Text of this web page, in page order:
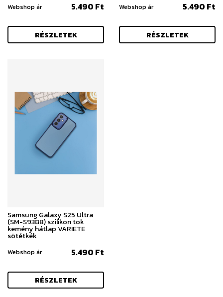
Webshop ár 5.490 Ft
RÉSZLETEK
Webshop ár 5.490 Ft
RÉSZLETEK
Samsung Galaxy S25 Ultra
(SM-S938B) szilikon tok
kemény hátlap VARIETE
sötétkék
Webshop ár 5.490 Ft
RÉSZLETEK